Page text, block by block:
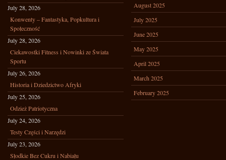
July 28, 2026
Konwenty – Fantastyka, Popkultura i
Społeczność
July 28, 2026
Ciekawostki Fitness i Nowinki ze Świata
Sportu
July 26, 2026
Historia i Dziedzictwo Afryki
July 25, 2026
Odzież Patriotyczna
July 24, 2026
Testy Części i Narzędzi
July 23, 2026
Słodkie Bez Cukru i Nabiału
August 2025
July 2025
June 2025
May 2025
April 2025
March 2025
February 2025